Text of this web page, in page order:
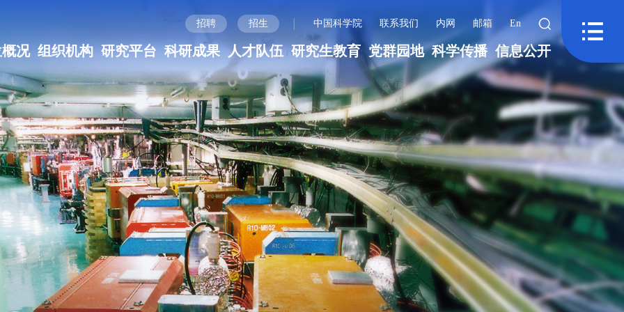
招聘 招生 | 中国科学院 联系我们 内网 邮箱 En
况 组织机构 研究平台 科研成果 人才队伍 研究生教育 党群园地 科学传播 信息公开